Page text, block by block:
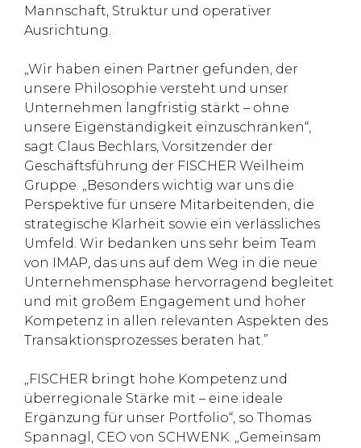
Mannschaft, Struktur und operativer
Ausrichtung.
„Wir haben einen Partner gefunden, der
unsere Philosophie versteht und unser
Unternehmen langfristig stärkt – ohne
unsere Eigenständigkeit einzuschränken“,
sagt Claus Bechlars, Vorsitzender der
Geschäftsführung der FISCHER Weilheim
Gruppe. „Besonders wichtig war uns die
Perspektive für unsere Mitarbeitenden, die
strategische Klarheit sowie ein verlässliches
Umfeld. Wir bedanken uns sehr beim Team
von IMAP, das uns auf dem Weg in die neue
Unternehmensphase hervorragend begleitet
und mit großem Engagement und hoher
Kompetenz in allen relevanten Aspekten des
Transaktionsprozesses beraten hat.”
„FISCHER bringt hohe Kompetenz und
überregionale Stärke mit – eine ideale
Ergänzung für unser Portfolio“, so Thomas
Spannagl, CEO von SCHWENK. „Gemeinsam